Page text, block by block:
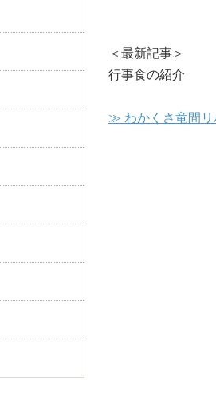
＜最新記事＞
行事食の紹介
≫ わかくさ竜間リ